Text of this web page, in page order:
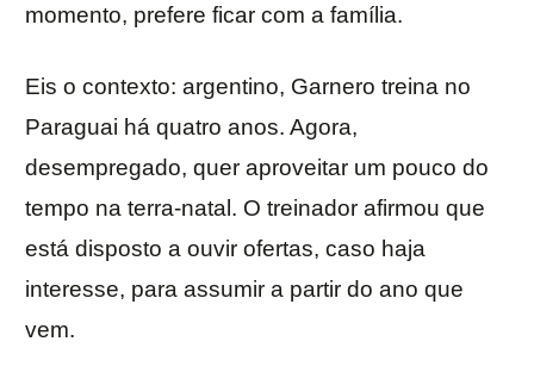
momento, prefere ficar com a família.
Eis o contexto: argentino, Garnero treina no
Paraguai há quatro anos. Agora,
desempregado, quer aproveitar um pouco do
tempo na terra-natal. O treinador afirmou que
está disposto a ouvir ofertas, caso haja
interesse, para assumir a partir do ano que
vem.